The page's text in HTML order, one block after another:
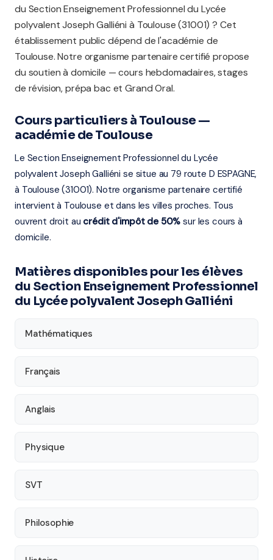
du Section Enseignement Professionnel du Lycée
polyvalent Joseph Galliéni à Toulouse (31001) ? Cet
établissement public dépend de l'académie de
Toulouse. Notre organisme partenaire certifié propose
du soutien à domicile — cours hebdomadaires, stages
de révision, prépa bac et Grand Oral.
Cours particuliers à Toulouse —
académie de Toulouse
Le Section Enseignement Professionnel du Lycée
polyvalent Joseph Galliéni se situe au 79 route D ESPAGNE,
à Toulouse (31001). Notre organisme partenaire certifié
intervient à Toulouse et dans les villes proches. Tous
ouvrent droit au crédit d'impôt de 50% sur les cours à
domicile.
Matières disponibles pour les élèves
du Section Enseignement Professionnel
du Lycée polyvalent Joseph Galliéni
Mathématiques
Français
Anglais
Physique
SVT
Philosophie